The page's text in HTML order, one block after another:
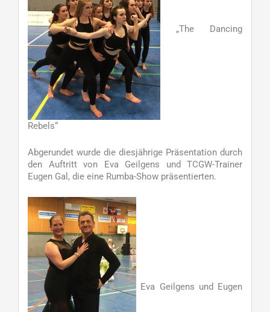
„The Dancing
Rebels“
Abgerundet wurde die diesjährige Präsentation durch
den Auftritt von Eva Geilgens und TCGW-Trainer
Eugen Gal, die eine Rumba-Show präsentierten.
Eva Geilgens und Eugen